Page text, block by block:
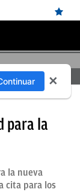
para la
la nueva
cita para los
✕